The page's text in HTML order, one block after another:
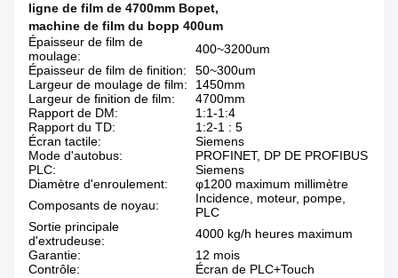
ligne de film de 4700mm Bopet,
machine de film du bopp 400um
Épaisseur de film de
moulage:
400~3200um
Épaisseur de film de finition:
50~300um
Largeur de moulage de film:
1450mm
Largeur de finition de film:
4700mm
Rapport de DM:
1:1-1:4
Rapport du TD:
1:2-1 : 5
Écran tactile:
Siemens
Mode d'autobus:
PROFINET, DP DE PROFIBUS
PLC:
Siemens
Diamètre d'enroulement:
φ1200 maximum millimètre
Composants de noyau:
Incidence, moteur, pompe,
PLC
Sortie principale
d'extrudeuse:
4000 kg/h heures maximum
Garantie:
12 mois
Contrôle:
Écran de PLC+Touch